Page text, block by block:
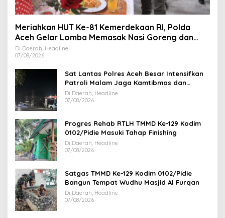
Meriahkan HUT Ke-81 Kemerdekaan RI, Polda
Aceh Gelar Lomba Memasak Nasi Goreng dan
Aneka Minuman
Di Daerah, Headline
07/08/2026
Sat Lantas Polres Aceh Besar Intensifkan
Patroli Malam Jaga Kamtibmas dan
Kelancaran Lalu Lintas
Di Daerah, Headline
07/08/2026
Progres Rehab RTLH TMMD Ke-129 Kodim
0102/Pidie Masuki Tahap Finishing
Di Daerah, Headline
07/08/2026
Satgas TMMD Ke-129 Kodim 0102/Pidie
Bangun Tempat Wudhu Masjid Al Furqan
Di Daerah, Headline
07/08/2026